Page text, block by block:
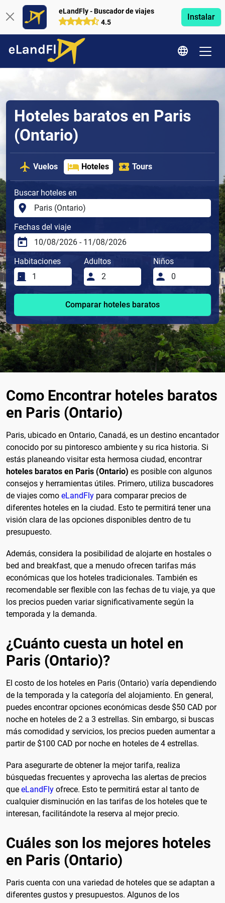
eLandFly - Buscador de viajes
4.5
Instalar
Hoteles baratos en Paris
(Ontario)
Vuelos Hoteles Tours
Buscar hoteles en
Fechas del viaje
Habitaciones Adultos Niños
Comparar hoteles baratos
Como Encontrar hoteles baratos
en Paris (Ontario)
Paris, ubicado en Ontario, Canadá, es un destino encantador
conocido por su pintoresco ambiente y su rica historia. Si
estás planeando visitar esta hermosa ciudad, encontrar
hoteles baratos en Paris (Ontario) es posible con algunos
consejos y herramientas útiles. Primero, utiliza buscadores
de viajes como eLandFly para comparar precios de
diferentes hoteles en la ciudad. Esto te permitirá tener una
visión clara de las opciones disponibles dentro de tu
presupuesto.
Además, considera la posibilidad de alojarte en hostales o
bed and breakfast, que a menudo ofrecen tarifas más
económicas que los hoteles tradicionales. También es
recomendable ser flexible con las fechas de tu viaje, ya que
los precios pueden variar significativamente según la
temporada y la demanda.
¿Cuánto cuesta un hotel en
Paris (Ontario)?
El costo de los hoteles en Paris (Ontario) varía dependiendo
de la temporada y la categoría del alojamiento. En general,
puedes encontrar opciones económicas desde $50 CAD por
noche en hoteles de 2 a 3 estrellas. Sin embargo, si buscas
más comodidad y servicios, los precios pueden aumentar a
partir de $100 CAD por noche en hoteles de 4 estrellas.
Para asegurarte de obtener la mejor tarifa, realiza
búsquedas frecuentes y aprovecha las alertas de precios
que eLandFly ofrece. Esto te permitirá estar al tanto de
cualquier disminución en las tarifas de los hoteles que te
interesan, facilitándote la reserva al mejor precio.
Cuáles son los mejores hoteles
en Paris (Ontario)
Paris cuenta con una variedad de hoteles que se adaptan a
diferentes gustos y presupuestos. Algunos de los